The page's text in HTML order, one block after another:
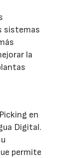
sistemas
la
en
Digital.
permite